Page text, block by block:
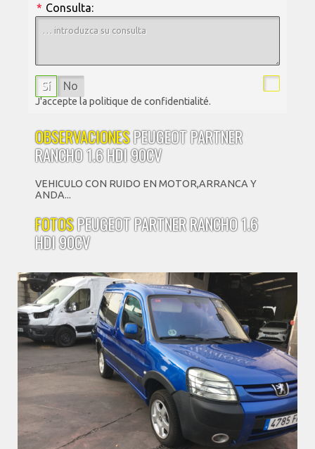
Consulta:
*
Sí No
J'accepte la politique de confidentialité.
OBSERVACIONESPEUGEOT PARTNER
RANCHO 1.6 HDI 90CV
VEHICULO CON RUIDO EN MOTOR,ARRANCA Y
ANDA...
FOTOSPEUGEOT PARTNER RANCHO 1.6
HDI 90CV